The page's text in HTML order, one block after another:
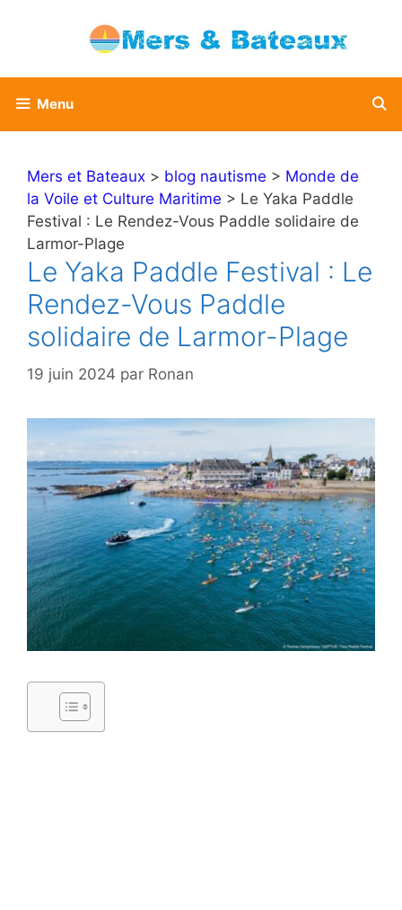
Menu
Mers et Bateaux > blog nautisme > Monde de
la Voile et Culture Maritime > Le Yaka Paddle
Festival : Le Rendez-Vous Paddle solidaire de
Larmor-Plage
Le Yaka Paddle Festival : Le
Rendez-Vous Paddle
solidaire de Larmor-Plage
19 juin 2024 par Ronan